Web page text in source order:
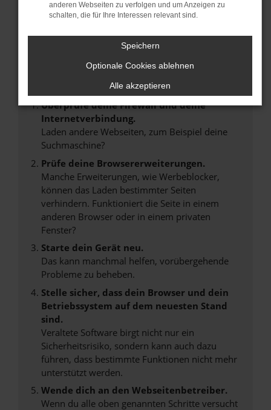
Fehler: Network Error
Beim Laden ist ein Fehler aufgetreten.
Hier sind ein paar Tipps, die dir helfen können:
Überprüfe deine Firewall und deine
Internetverbindung.
Laden andere Webseiten, zum Beispiel deine
Suchmaschine?
Prüfe deine Browsererweiterungen.
Manche Erweiterungen, wie Werbeblocker,
können das Laden bestimmter Seiten
verhindern. Funktioniert die Seite in einem
anderen Browser oder in einem privaten
Fenster?
Starte dein Gerät neu.
Das kann manchmal helfen, vorübergehende
Probleme zu beheben.
Stelle sicher, dass dein Browser und dein
Betriebssystem auf dem neuesten Stand
sind.
Veraltete Software birgt nicht nur ein
Sicherheitsrisiko, sondern kann auch dazu
führen, dass bestimmte Funktionen nicht mehr
unterstützt werden.
Wende dich an den Webseitenbetreiber.
Wenn du alle oben genannten Schritte versucht
anderen Webseiten zu verfolgen und um Anzeigen zu
schalten, die für Ihre Interessen relevant sind.
Speichern
Optionale Cookies ablehnen
Alle akzeptieren